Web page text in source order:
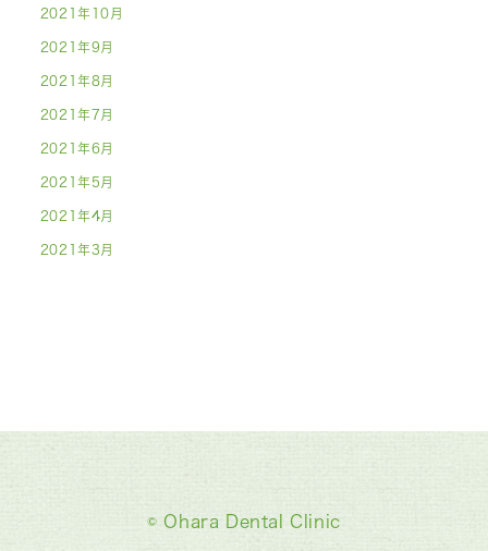
2021年10月
2021年9月
2021年8月
2021年7月
2021年6月
2021年5月
2021年4月
2021年3月
© Ohara Dental Clinic